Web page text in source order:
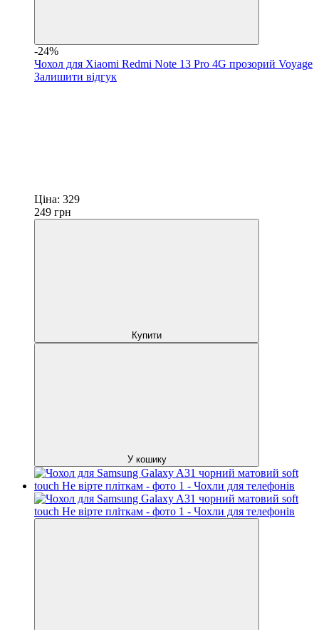
-24%
Чохол для Xiaomi Redmi Note 13 Pro 4G прозорий Voyage
Залишити відгук
Ціна: 329
249 грн
Купити
У кошику